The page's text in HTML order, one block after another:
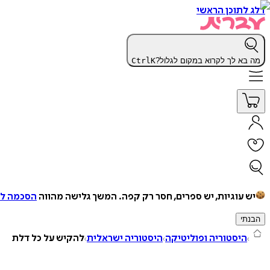
דלג לתוכן הראשי
מה בא לך לקרוא במקום לגלול? CtrlK
יש עוגיות, יש ספרים, חסר רק קפה. המשך גלישה מהווה הסכמה
הבנתי
היסטוריה ופוליטיקה היסטוריה ישראלית להקיש על כל דלת